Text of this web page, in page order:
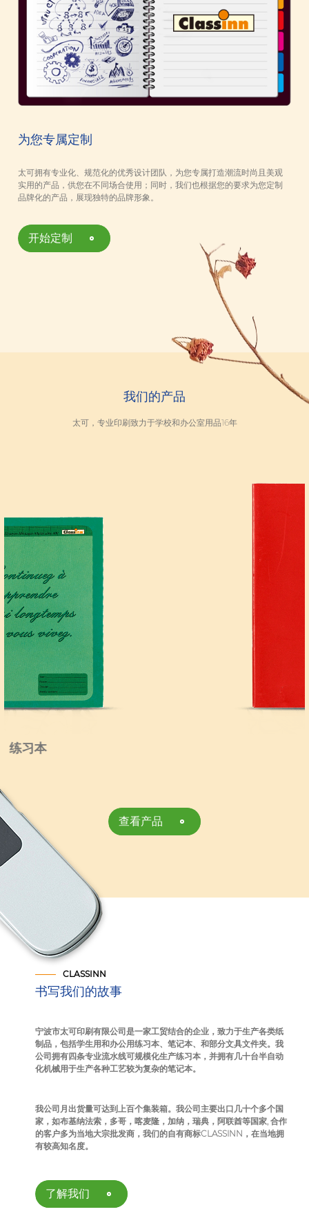
为您专属定制
太可拥有专业化、规范化的优秀设计团队，为您专属打造潮流时尚且美观
实用的产品，供您在不同场合使用；同时，我们也根据您的要求为您定制
品牌化的产品，展现独特的品牌形象。
开始定制
我们的产品
太可，专业印刷致力于学校和办公室用品16年
查看产品
CLASSINN
书写我们的故事
宁波市太可印刷有限公司是一家工贸结合的企业，致力于生产各类纸
制品，包括学生用和办公用练习本、笔记本、和部分文具文件夹。我
公司拥有四条专业流水线可规模化生产练习本，并拥有几十台半自动
化机械用于生产各种工艺较为复杂的笔记本。
我公司月出货量可达到上百个集装箱。我公司主要出口几十个多个国
家，如布基纳法索，多哥，喀麦隆，加纳，瑞典，阿联酋等国家, 合作
的客户多为当地大宗批发商，我们的自有商标CLASSINN，在当地拥
有较高知名度。
了解我们